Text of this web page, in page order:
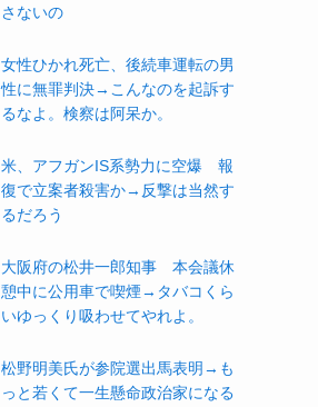
さないの
女性ひかれ死亡、後続車運転の男
性に無罪判決→こんなのを起訴す
るなよ。検察は阿呆か。
米、アフガンIS系勢力に空爆 報
復で立案者殺害か→反撃は当然す
るだろう
大阪府の松井一郎知事 本会議休
憩中に公用車で喫煙→タバコくら
いゆっくり吸わせてやれよ。
松野明美氏が参院選出馬表明→も
っと若くて一生懸命政治家になる